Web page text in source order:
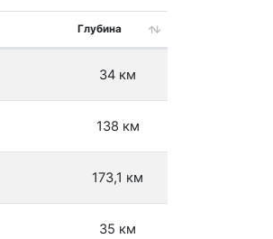
Глубина
34 км
138 км
173,1 км
35 км